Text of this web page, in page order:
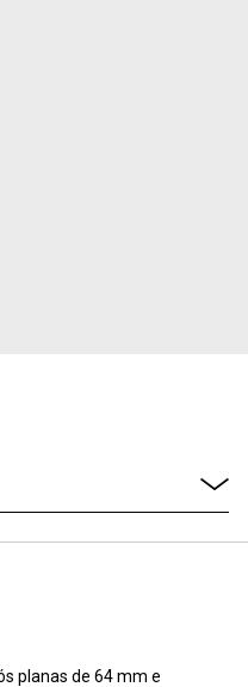
planas de 64 mm e